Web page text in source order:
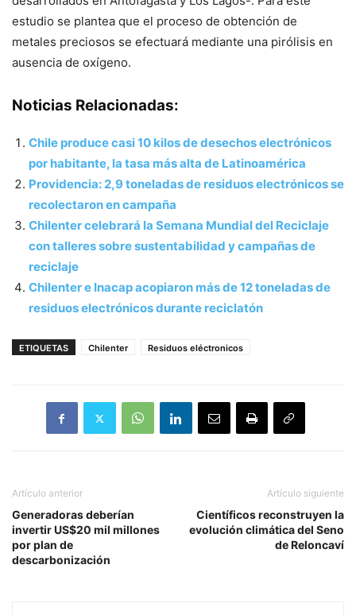
estudio se plantea que el proceso de obtención de
metales preciosos se efectuará mediante una pirólisis en
ausencia de oxígeno.
Noticias Relacionadas:
Chile produce casi 10 kilos de desechos electrónicos
por habitante, la tasa más alta de Latinoamérica
Providencia: 2,9 toneladas de residuos electrónicos se
recolectaron en campaña
Chilenter celebrará la Semana Mundial del Reciclaje
con talleres sobre sustentabilidad y campañas de
reciclaje
Chilenter e Inacap acopiaron más de 12 toneladas de
residuos electrónicos durante reciclatón
ETIQUETAS Chilenter Residuos eléctronicos
Artículo anterior
Generadoras deberían
invertir US$20 mil millones
por plan de
descarbonización
Artículo siguiente
Científicos reconstruyen la
evolución climática del Seno
de Reloncaví